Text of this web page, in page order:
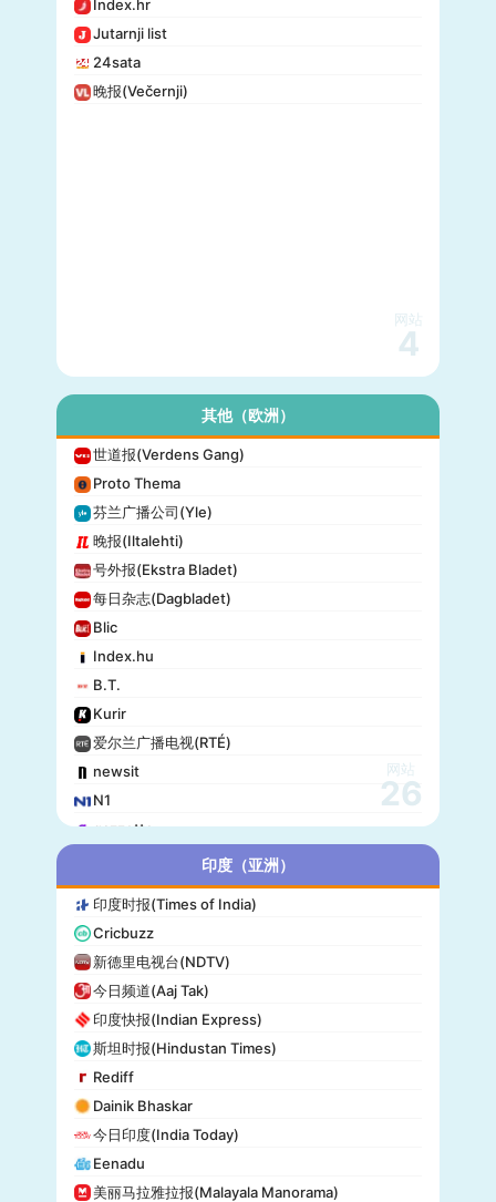
Index.hr
Jutarnji list
24sata
晚报(Večernji)
网站
4
其他（欧洲）
世道报(Verdens Gang)
Proto Thema
芬兰广播公司(Yle)
晚报(Iltalehti)
号外报(Ekstra Bladet)
每日杂志(Dagbladet)
Blic
Index.hu
B.T.
Kurir
爱尔兰广播电视(RTÉ)
newsit
N1
gazzetta
赫尔辛基日报(Helsingin Sanomat)
Origo
爱尔兰时报(Irish Times)
独立报(Independent)
MTV Uutiset
24.hu
晚邮报(Aftenposten)
DirBg
阿罗(Alo!)
政治报(Politiken)
24 Chasa
Fakti
网站
26
印度（亚洲）
印度时报(Times of India)
Cricbuzz
新德里电视台(NDTV)
今日频道(Aaj Tak)
印度快报(Indian Express)
斯坦时报(Hindustan Times)
Rediff
Dainik Bhaskar
今日印度(India Today)
Eenadu
美丽马拉雅拉报(Malayala Manorama)